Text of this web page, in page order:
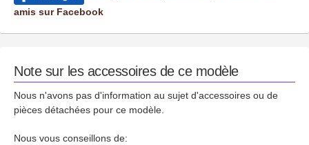
amis sur Facebook
Note sur les accessoires de ce modèle
Nous n'avons pas d'information au sujet d'accessoires ou de
pièces détachées pour ce modèle.
Nous vous conseillons de: